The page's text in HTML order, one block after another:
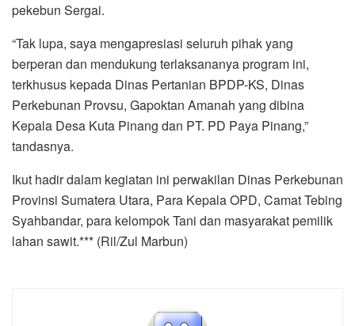
pekebun Sergai.
“Tak lupa, saya mengapresiasi seluruh pihak yang
berperan dan mendukung terlaksananya program ini,
terkhusus kepada Dinas Pertanian BPDP-KS, Dinas
Perkebunan Provsu, Gapoktan Amanah yang dibina
Kepala Desa Kuta Pinang dan PT. PD Paya Pinang,”
tandasnya.
Ikut hadir dalam kegiatan ini perwakilan Dinas Perkebunan
Provinsi Sumatera Utara, Para Kepala OPD, Camat Tebing
Syahbandar, para kelompok Tani dan masyarakat pemilik
lahan sawit.*** (Ril/Zul Marbun)